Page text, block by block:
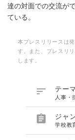
達の対面での交流が
ている。
本プレスリリースは
す。また、プレスリ
します。
 テー
人事・
 ジャ
学校教